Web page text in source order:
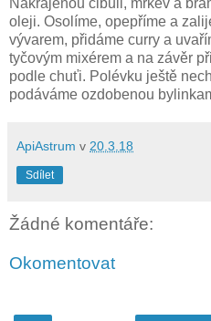
oleji. Osolíme, opepříme a
vývarem, přidáme curry a
tyčovým mixérem a na závěr
podle chuťi. Polévku ještě
podáváme ozdobenou
ApiAstrum v 20.3.18
Sdílet
Žádné komentáře:
Okomentovat